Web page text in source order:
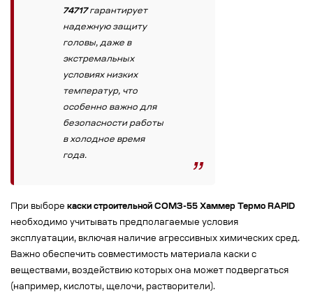
74717гарантирует
надежную защиту
головы, даже в
экстремальных
условиях низких
температур, что
особенно важно для
безопасности работы
в холодное время
года.
При выборе каски строительной СОМЗ-55 Хаммер Термо RAPID
необходимо учитывать предполагаемые условия
эксплуатации, включая наличие агрессивных химических сред.
Важно обеспечить совместимость материала каски с
веществами, воздействию которых она может подвергаться
(например, кислоты, щелочи, растворители).